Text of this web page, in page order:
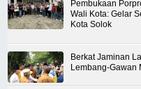
Pembukaan
Wali Kota: Gelar
Kota Solok
Berkat Jaminan
Lembang-Gawan